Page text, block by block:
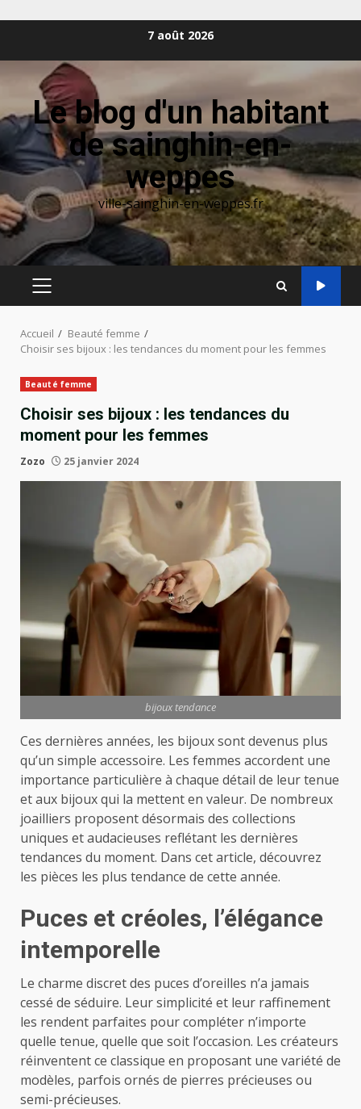
7 août 2026
Le blog d'un habitant
de sainghin-en-
weppes
ville-sainghin-en-weppes.fr
MENU
Accueil
Beauté femme
Choisir ses bijoux : les tendances du moment pour les femmes
Beauté femme
Choisir ses bijoux : les tendances du
moment pour les femmes
Zozo 25 janvier 2024
bijoux tendance
Ces dernières années, les bijoux sont devenus plus
qu’un simple accessoire. Les femmes accordent une
importance particulière à chaque détail de leur tenue
et aux bijoux qui la mettent en valeur. De nombreux
joailliers proposent désormais des collections
uniques et audacieuses reflétant les dernières
tendances du moment. Dans cet article, découvrez
les pièces les plus tendance de cette année.
Puces et créoles, l’élégance
intemporelle
Le charme discret des puces d’oreilles n’a jamais
cessé de séduire. Leur simplicité et leur raffinement
les rendent parfaites pour compléter n’importe
quelle tenue, quelle que soit l’occasion. Les créateurs
réinventent ce classique en proposant une variété de
modèles, parfois ornés de pierres précieuses ou
semi-précieuses.